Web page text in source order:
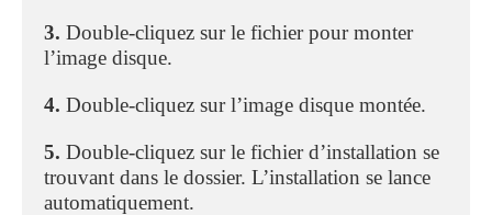
3. Double-cliquez sur le fichier pour monter
l’image disque.
4. Double-cliquez sur l’image disque montée.
5. Double-cliquez sur le fichier d’installation se
trouvant dans le dossier. L’installation se lance
automatiquement.